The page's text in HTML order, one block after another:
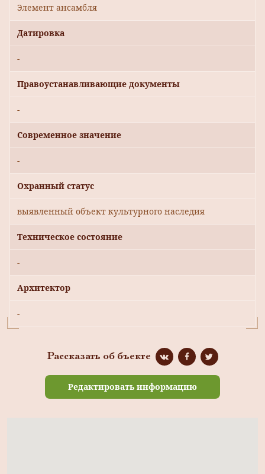
Элемент ансамбля
Датировка
-
Правоустанавливающие документы
-
Современное значение
-
Охранный статус
выявленный объект культурного наследия
Техническое состояние
-
Архитектор
-
Рассказать об бъекте
Редактировать информацию